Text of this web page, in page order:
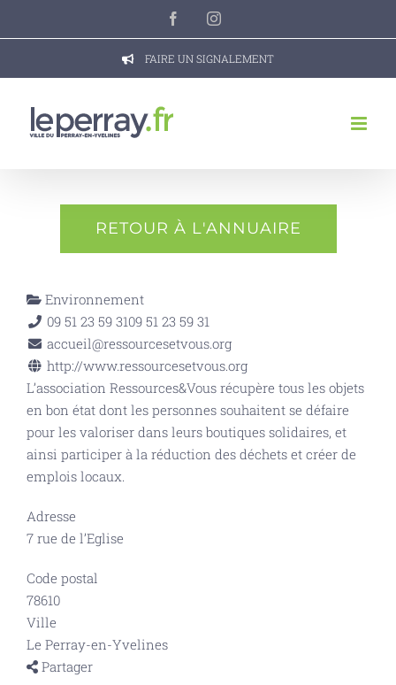
FacebookInstagram
FAIRE UN SIGNALEMENT
RETOUR À L'ANNUAIRE
Environnement
09 51 23 59 3109 51 23 59 31
accueil@ressourcesetvous.org
http://www.ressourcesetvous.org
L’association Ressources&Vous récupère tous les objets
en bon état dont les personnes souhaitent se défaire
pour les valoriser dans leurs boutiques solidaires, et
ainsi participer à la réduction des déchets et créer de
emplois locaux.
Adresse
7 rue de l’Eglise
Code postal
78610
Ville
Le Perray-en-Yvelines
Partager